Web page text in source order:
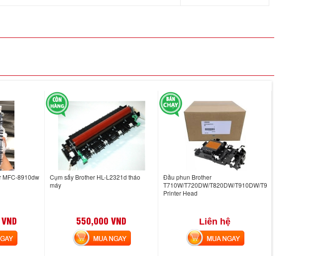
MFC-8910dw
Cụm sấy Brother HL-L2321d tháo
máy
550,000 VND
MUA NGAY
Đầu phun Brother
T710W/T720DW/T820DW/T910DW/T920DW
Printer Head
Liên hệ
MUA NGAY